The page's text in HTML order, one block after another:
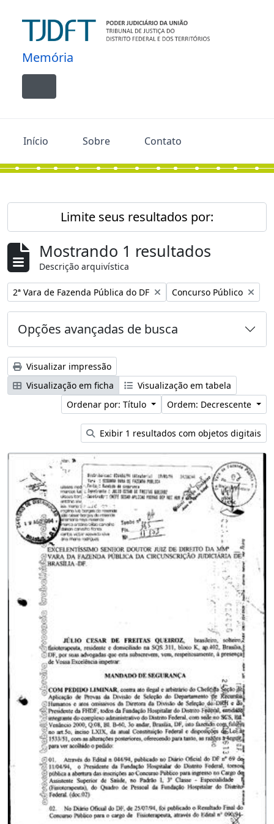
Memória
Toggle navigation
Início Sobre Contato
Limite seus resultados por:
Mostrando 1 resultados
Descrição arquivística
Remover filtro:
2ª Vara de Fazenda Pública do DF Remover filtro:
Concurso Público
Opções avançadas de busca
Visualizar impressão
Visualização em ficha
Visualização em tabela
Ordenar por: Título
Ordem: Decrescente
Exibir 1 resultados com objetos digitais